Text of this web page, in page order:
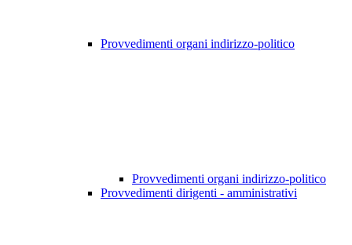
Provvedimenti organi indirizzo-politico
Provvedimenti organi indirizzo-politico
Provvedimenti dirigenti - amministrativi